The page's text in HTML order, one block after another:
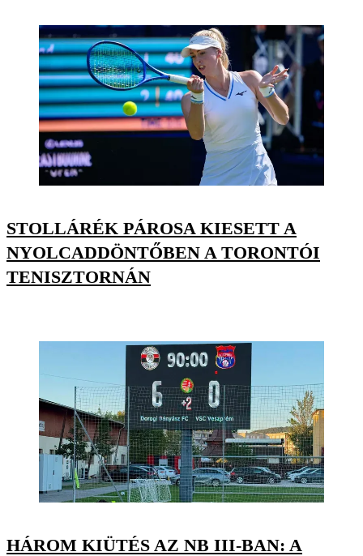
STOLLÁRÉK PÁROSA KIESETT A
NYOLCADDÖNTŐBEN A TORONTÓI
TENISZTORNÁN
HÁROM KIÜTÉS AZ NB III-BAN: A